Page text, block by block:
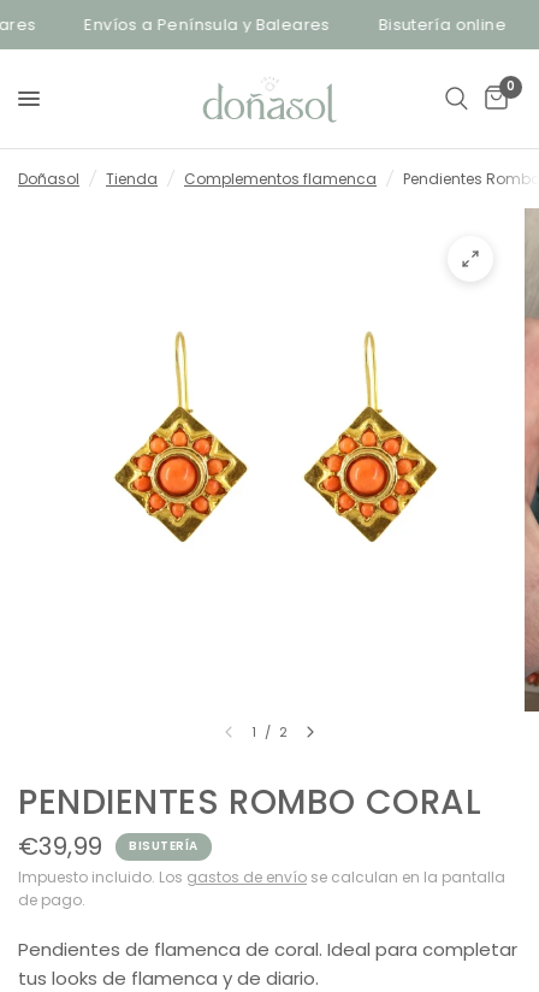
Envíos a Península y Baleares Bisutería online
0
Doñasol / Tienda / Complementos flamenca / Pendientes
1 / 2
PENDIENTES ROMBO CORAL
€39,99 BISUTERÍA
Impuesto incluido. Los gastos de envío se calculan en la pantalla
de pago.
Pendientes de flamenca de coral. Ideal para completar
tus looks de flamenca y de diario.